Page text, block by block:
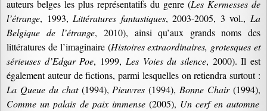
auteurs belges les plus représentatifs du genre (Les Kermesses de
l’étrange, 1993, Littératures fantastiques, 2003-2005, 3 vol., La
Belgique de l’étrange, 2010), ainsi qu’aux grands noms des
littératures de l’imaginaire (Histoires extraordinaires, grotesques et
sérieuses d’Edgar Poe, 1999, Les Voies du silence, 2000). Il est
également auteur de fictions, parmi lesquelles on retiendra surtout :
La Queue du chat(1994), Pieuvres (1994), Bonne Chair(1994),
Comme un palais de paix immense(2005), Un cerf en automne